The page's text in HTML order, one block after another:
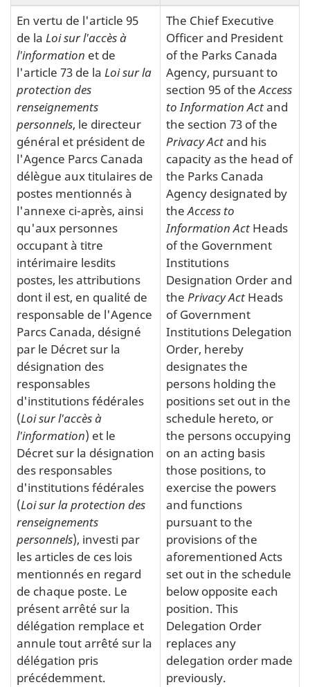
En vertu de l'article 95
de la Loi sur l'accès à
l'information et de
l'article 73 de la Loi sur la
protection des
renseignements
personnels, le directeur
général et président de
l'Agence Parcs Canada
délègue aux titulaires de
postes mentionnés à
l'annexe ci-après, ainsi
qu'aux personnes
occupant à titre
intérimaire lesdits
postes, les attributions
dont il est, en qualité de
responsable de l'Agence
Parcs Canada, désigné
par le Décret sur la
désignation des
responsables
d'institutions fédérales
(Loi sur l'accès à
l'information) et le
Décret sur la désignation
des responsables
d'institutions fédérales
(Loi sur la protection des
renseignements
personnels), investi par
les articles de ces lois
mentionnés en regard
de chaque poste. Le
présent arrêté sur la
délégation remplace et
annule tout arrêté sur la
délégation pris
précédemment.
The Chief Executive
Officer and President
of the Parks Canada
Agency, pursuant to
section 95 of theAccess
to Information Actand
the section 73 of the
Privacy Actand his
capacity as the head of
the Parks Canada
Agency designated by
theAccess to
Information Act Heads
of the Government
Institutions
Designation Order and
the Privacy Act Heads
of Government
Institutions Delegation
Order, hereby
designates the
persons holding the
positions set out in the
schedule hereto, or
the persons occupying
on an acting basis
those positions, to
exercise the powers
and functions
pursuant to the
provisions of the
aforementioned Acts
set out in the schedule
below opposite each
position. This
Delegation Order
replaces any
delegation order made
previously.